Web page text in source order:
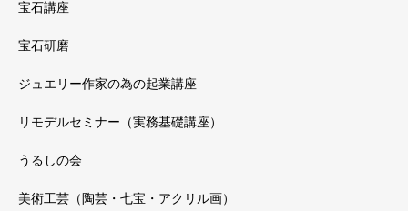
宝石講座
宝石研磨
ジュエリー作家の為の起業講座
リモデルセミナー（実務基礎講座）
うるしの会
美術工芸（陶芸・七宝・アクリル画）